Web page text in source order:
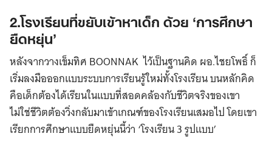
2.โรงเรียนที่ขยับเข้าหาเด็ก ด้วย ‘การศึกษา
ยืดหยุ่น’
หลังจากวางเข็มทิศ BOONNAK ไว้เป็นฐานคิด ผอ.ไชยโพธิ์ ก็
เริ่มลงมือออกแบบระบบการเรียนรู้ใหม่ทั้งโรงเรียน บนหลักคิด
คือเด็กต้องได้เรียนในแบบที่สอดคล้องกับชีวิตจริงของเขา
ไม่ใช่ชีวิตต้องวิ่งกลับมาเข้าเกณฑ์ของโรงเรียนเสมอไป โดยเขา
เรียกการศึกษาแบบยืดหยุ่นนี้ว่า ‘โรงเรียน 3 รูปแบบ’